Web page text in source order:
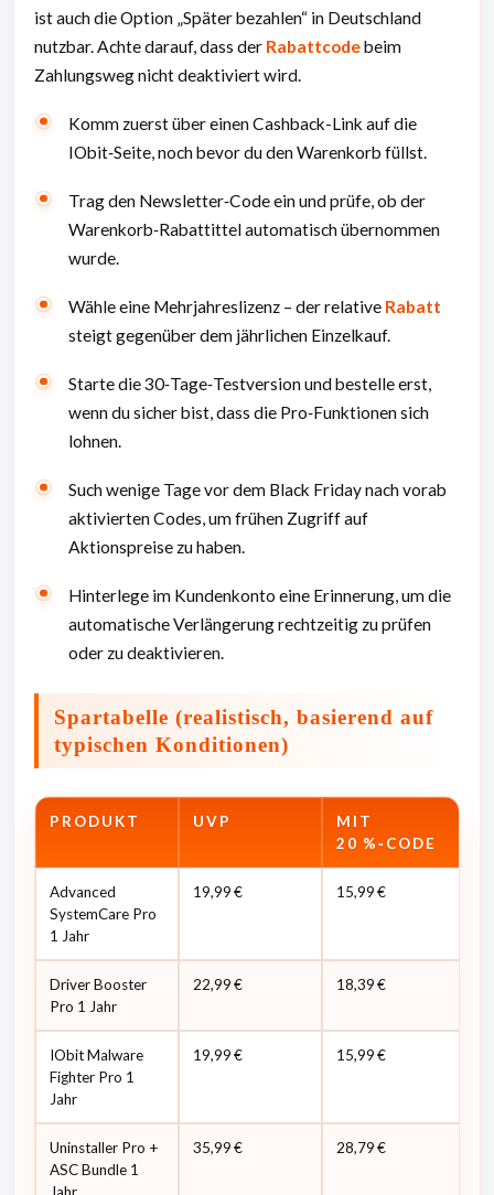
ist auch die Option „Später bezahlen“ in Deutschland
nutzbar. Achte darauf, dass der Rabattcodebeim
Zahlungsweg nicht deaktiviert wird.
Komm zuerst über einen Cashback-Link auf die
IObit‑Seite, noch bevor du den Warenkorb füllst.
Trag den Newsletter‑Code ein und prüfe, ob der
Warenkorb‑Rabattittel automatisch übernommen
wurde.
Wähle eine Mehrjahreslizenz – der relative Rabatt
steigt gegenüber dem jährlichen Einzelkauf.
Starte die 30‑Tage‑Testversion und bestelle erst,
wenn du sicher bist, dass die Pro‑Funktionen sich
lohnen.
Such wenige Tage vor dem Black Friday nach vorab
aktivierten Codes, um frühen Zugriff auf
Aktionspreise zu haben.
Hinterlege im Kundenkonto eine Erinnerung, um die
automatische Verlängerung rechtzeitig zu prüfen
oder zu deaktivieren.
Spartabelle (realistisch, basierend auf
typischen Konditionen)
PRODUKT UVP
MIT
20 %‑CODE
Advanced
SystemCare Pro
1 Jahr
19,99 € 15,99 €
Driver Booster
Pro 1 Jahr
22,99 € 18,39 €
IObit Malware
Fighter Pro 1
Jahr
19,99 € 15,99 €
Uninstaller Pro +
ASC Bundle 1
35,99 € 28,79 €